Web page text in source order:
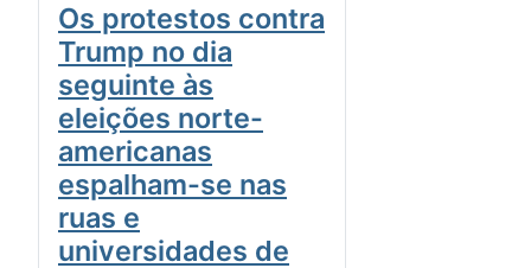
Os protestos contra
Trump no dia
seguinte às
eleições norte-
americanas
espalham-se nas
ruas e
universidades de